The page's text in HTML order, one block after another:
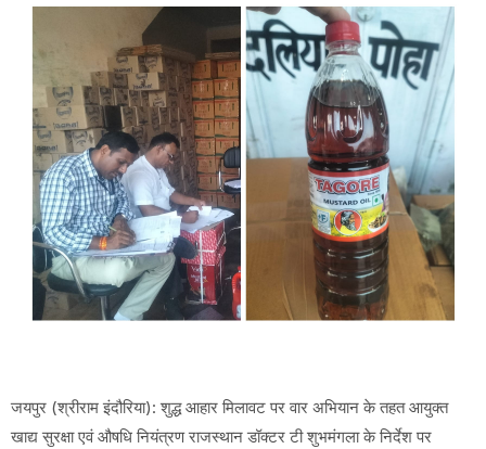
जयपुर (श्रीराम इंदौरिया): शुद्ध आहार मिलावट पर वार अभियान के तहत आयुक्त
खाद्य सुरक्षा एवं औषधि नियंत्रण राजस्थान डॉक्टर टी शुभमंगला के निर्देश पर